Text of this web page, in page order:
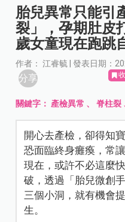
胎兒異常只能引
裂」，孕期肚皮
歲女童現在跑跳
作者： 江睿毓 | 發表日期：
分享
關鍵字： 產檢異常 、脊柱裂
開心去產檢，卻得知
恐面臨終身癱瘓，常
現在，或許不必這麼
破，透過「胎兒微創
三個小洞，就有機會
生。